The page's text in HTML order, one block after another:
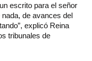
escrito para el señor
de avances del
explicó Reina
tribunales de